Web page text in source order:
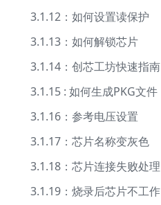
3.1.12：如何设置读保护
3.1.13：如何解锁芯片
3.1.14：创芯工坊快速指南
3.1.15 : 如何生成PKG文件
3.1.16：参考电压设置
3.1.17：芯片名称变灰色
3.1.18：芯片连接失败处理
3.1.19：烧录后芯片不工作